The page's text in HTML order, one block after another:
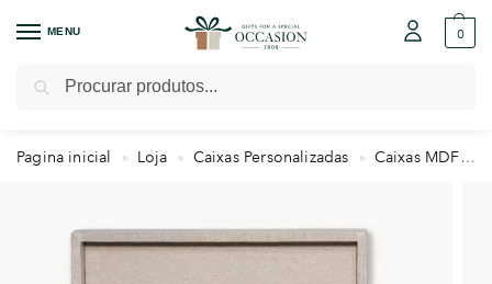
MENU 0
Pagina inicial » Loja » Caixas Personalizadas » Caixas MDF